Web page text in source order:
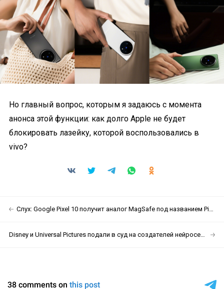
Но главный вопрос, которым я задаюсь с момента
анонса этой функции: как долго Apple не будет
блокировать лазейку, которой воспользовались в
vivo?
Слух: Google Pixel 10 получит аналог MagSafe под названием Pixelsnap
Disney и Universal Pictures подали в суд на создателей нейросети Midjourney